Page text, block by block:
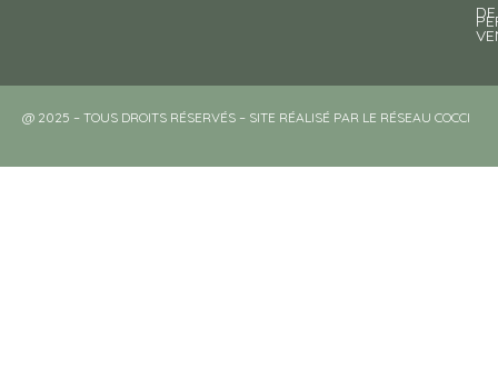
DE
@ 2025 – TOUS DROITS RÉSERVÉS – SITE RÉALISÉ PAR LE RÉSEAU COCCI